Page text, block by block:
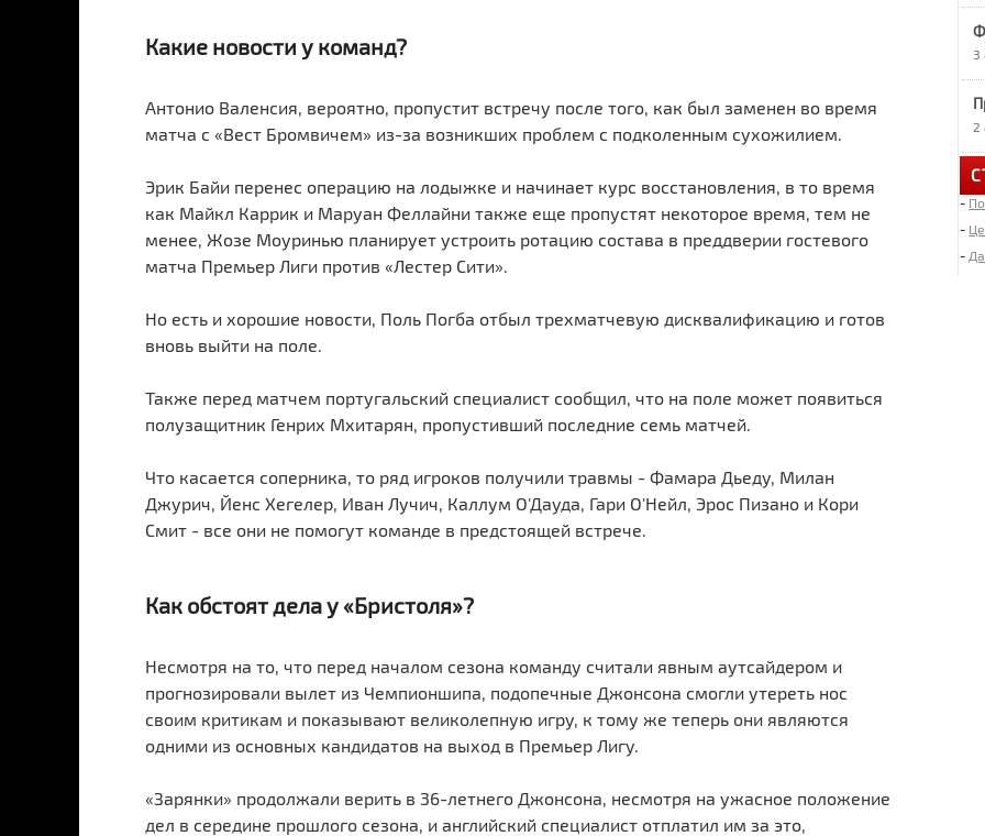
Какие новости у команд?
Антонио Валенсия, вероятно, пропустит встречу после того, как был заменен во время
матча с «Вест Бромвичем» из-за возникших проблем с подколенным сухожилием.
Эрик Байи перенес операцию на лодыжке и начинает курс восстановления, в то время
как Майкл Каррик и Маруан Феллайни также еще пропустят некоторое время, тем не
менее, Жозе Моуринью планирует устроить ротацию состава в преддверии гостевого
матча Премьер Лиги против «Лестер Сити».
Но есть и хорошие новости, Поль Погба отбыл трехматчевую дисквалификацию и готов
вновь выйти на поле.
Также перед матчем португальский специалист сообщил, что на поле может появиться
полузащитник Генрих Мхитарян, пропустивший последние семь матчей.
Что касается соперника, то ряд игроков получили травмы - Фамара Дьеду, Милан
Джурич, Йенс Хегелер, Иван Лучич, Каллум О'Дауда, Гари О'Нейл, Эрос Пизано и Кори
Смит - все они не помогут команде в предстоящей встрече.
Как обстоят дела у «Бристоля»?
Несмотря на то, что перед началом сезона команду считали явным аутсайдером и
прогнозировали вылет из Чемпионшипа, подопечные Джонсона смогли утереть нос
своим критикам и показывают великолепную игру, к тому же теперь они являются
одними из основных кандидатов на выход в Премьер Лигу.
«Зарянки» продолжали верить в 36-летнего Джонсона, несмотря на ужасное положение
дел в середине прошлого сезона, и английский специалист отплатил им за это,
9
6
3
2
-
-
-